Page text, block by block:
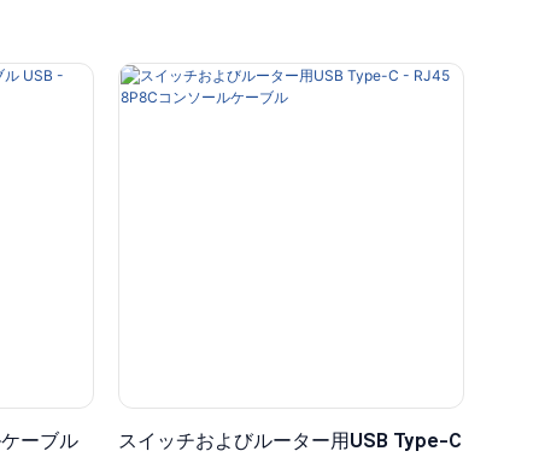
ーブル
スイッチおよびルーター用USB Type-C